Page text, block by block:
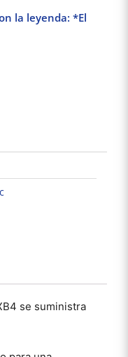
Pack
3M
la leyenda: *El
se suministra